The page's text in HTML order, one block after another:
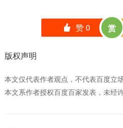
󰄼 赞0 赏
版权声明
本文仅代表作者观点，不代表百度立场
本文系作者授权百度百家发表，未经